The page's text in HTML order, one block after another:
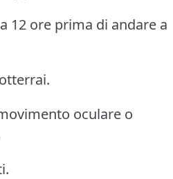
12 ore prima di andare a
oculare o